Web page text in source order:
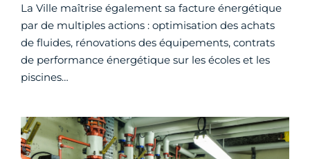
La Ville maîtrise également sa facture énergétique
par de multiples actions : optimisation des achats
de fluides, rénovations des équipements, contrats
de performance énergétique sur les écoles et les
piscines…